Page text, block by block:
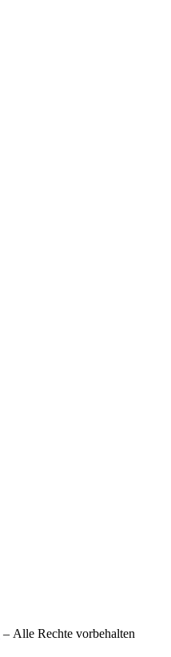
– Alle Rechte vorbehalten